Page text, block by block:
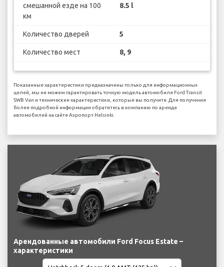
смешанной езде на 100
км
8.5 l
Количество дверей 5
Количество мест 8, 9
Показанные характеристики предназначены только для информационных
целей, мы не можем гарантировать точную модель автомобиля Ford Transit
SWB Van и технические характеристики, которые вы получите. Для получения
более подробной информации обратитесь в компанию по аренде
автомобилей на сайте Аэропорт Helsinki.
Арендованные автомобили Ford Focus Estate –
характеристики